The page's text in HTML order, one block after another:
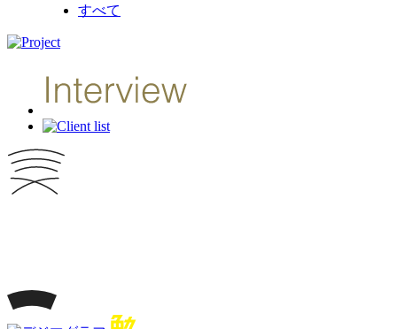
すべて